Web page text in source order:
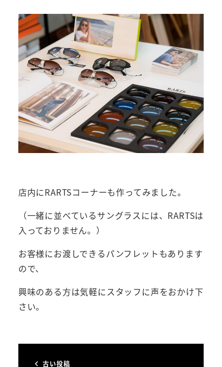
店内にRARTSコーナーも作ってみました。
（一緒に並べているサングラスには、RARTSは
入っておりません。）
お客様にお渡しできるパンフレットもあります
ので、
興味のある方は気軽にスタッフに声をおかけ下
さい。
古い投稿